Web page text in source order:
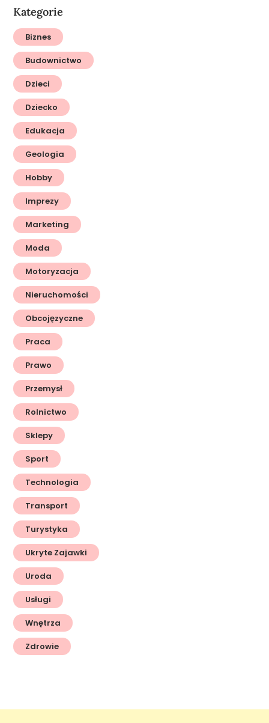
Kategorie
Biznes
Budownictwo
Dzieci
Dziecko
Edukacja
Geologia
Hobby
Imprezy
Marketing
Moda
Motoryzacja
Nieruchomości
Obcojęzyczne
Praca
Prawo
Przemysł
Rolnictwo
Sklepy
Sport
Technologia
Transport
Turystyka
Ukryte Zajawki
Uroda
Usługi
Wnętrza
Zdrowie